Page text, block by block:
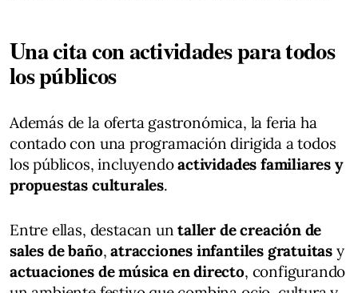
Una cita con actividades para todos
los públicos
Además de la oferta gastronómica, la feria ha
contado con una programación dirigida a todos
los públicos, incluyendoactividades familiares y
propuestas culturales.
Entre ellas, destacan untaller de creación de
sales de baño,atracciones infantiles gratuitas y
actuaciones de música en directo, configurando